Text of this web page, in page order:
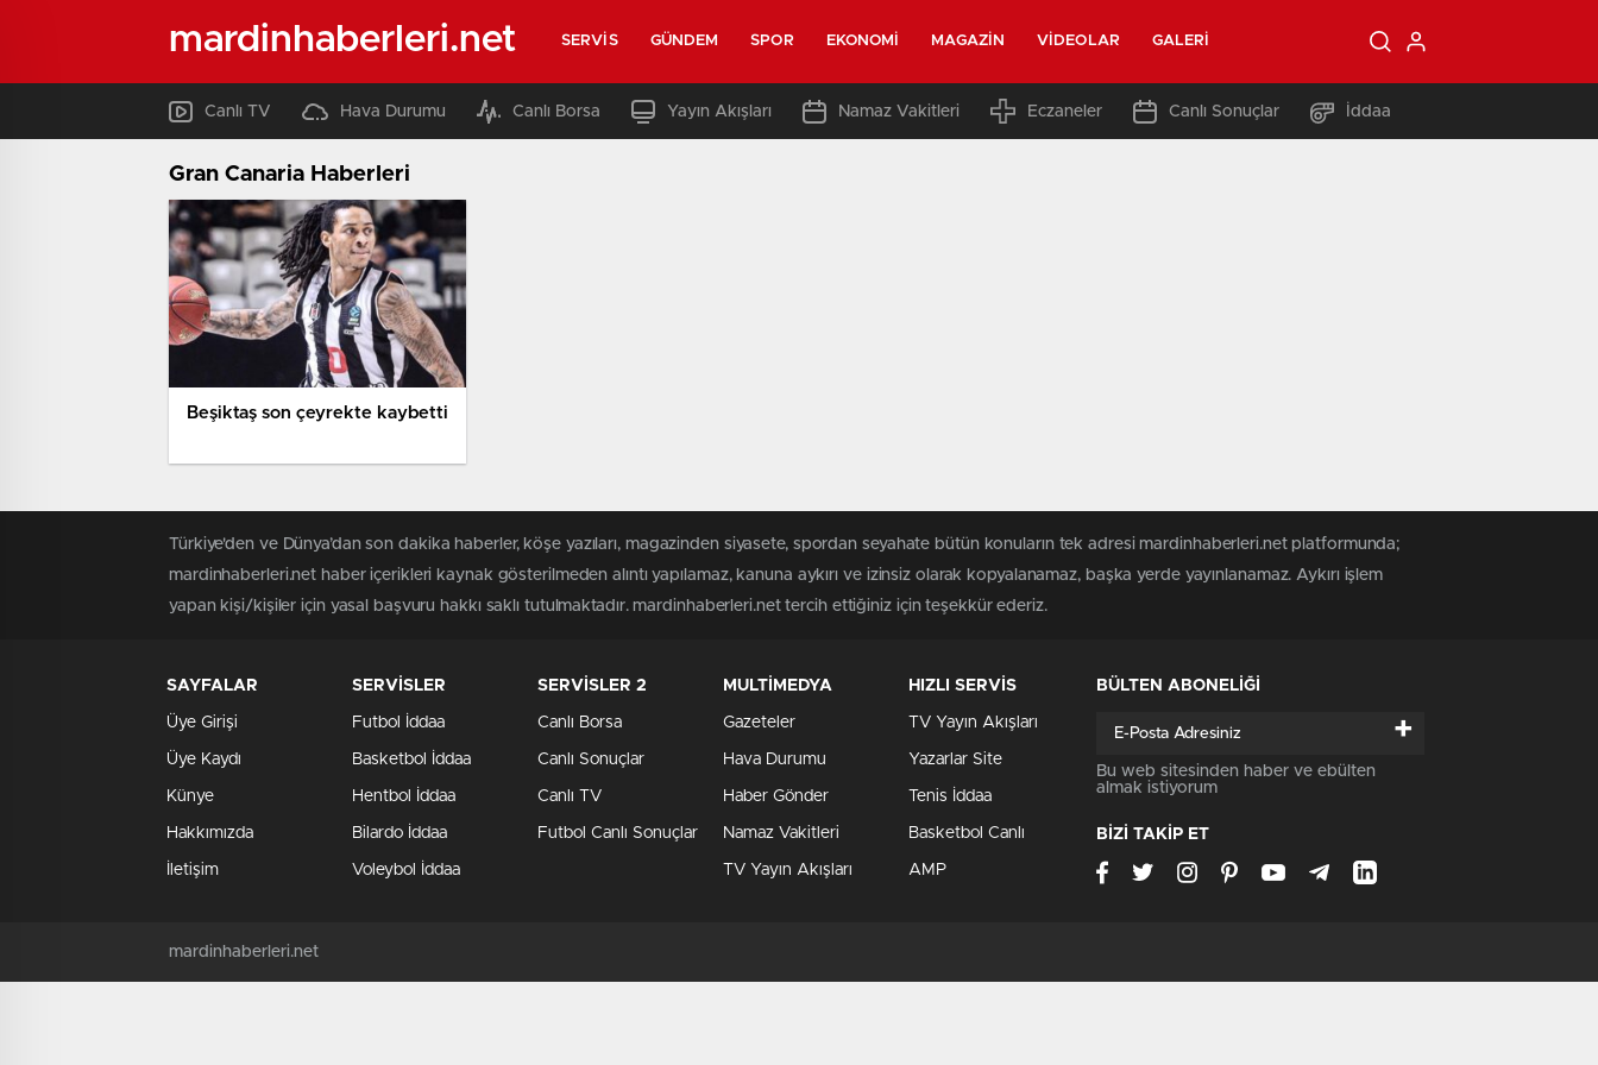
mardinhaberleri.net SERVIS GÜNDEM SPOR EKONOMI MAGAZIN VIDEOLAR GALERI
Canlı TV Hava Durumu Canlı Borsa Yayın Akışları Namaz Vakitleri Eczaneler Canlı Sonuçlar İddaa
Gran Canaria Haberleri
Beşiktaş son çeyrekte kaybetti
Türkiye'den ve Dünya’dan son dakika haberler, köşe yazıları, magazinden siyasete, spordan seyahate bütün konuların tek adresi mardinhaberleri.net platformunda;
mardinhaberleri.net haber içerikleri kaynak gösterilmeden alıntı yapılamaz, kanuna aykırı ve izinsiz olarak kopyalanamaz, başka yerde yayınlanamaz. Aykırı işlem
yapan kişi/kişiler için yasal başvuru hakkı saklı tutulmaktadır. mardinhaberleri.net tercih ettiğiniz için teşekkür ederiz.
SAYFALAR
Üye Girişi
Üye Kaydı
Künye
Hakkımızda
İletişim
SERVİSLER
Futbol İddaa
Basketbol İddaa
Hentbol İddaa
Bilardo İddaa
Voleybol İddaa
SERVİSLER 2
Canlı Borsa
Canlı Sonuçlar
Canlı TV
Futbol Canlı Sonuçlar
MULTİMEDYA
Gazeteler
Hava Durumu
Haber Gönder
Namaz Vakitleri
TV Yayın Akışları
HIZLI SERVİS
TV Yayın Akışları
Yazarlar Site
Tenis İddaa
Basketbol Canlı
AMP
BÜLTEN ABONELİĞİ
+
Bu web sitesinden haber ve ebülten
almak istiyorum
BİZİ TAKİP ET
mardinhaberleri.net